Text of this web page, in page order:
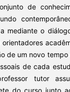
de
mediante o
de um novo tempo
de cada
tutor
do curso junto